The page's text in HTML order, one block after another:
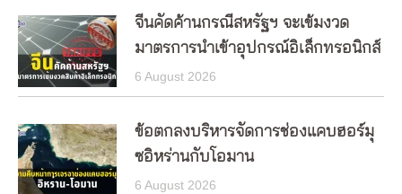
จีนคัดค้านกรณีสหรัฐฯ จะเข้มงวด
มาตรการนำเข้าอุปกรณ์อิเล็กทรอนิกส์
6 August 2026
ข้อตกลงบริหารจัดการช่องแคบฮอร์มุ
ซอิหร่านกับโอมาน
6 August 2026